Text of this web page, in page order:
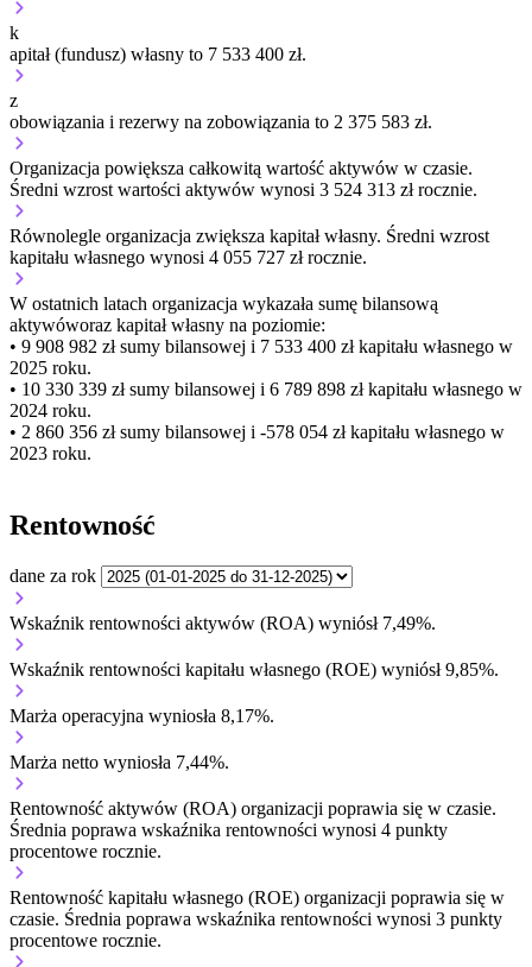
k
apitał (fundusz) własny to 7 533 400 zł.
z
obowiązania i rezerwy na zobowiązania to 2 375 583 zł.
Organizacja powiększa całkowitą wartość aktywów w czasie.
Średni wzrost wartości aktywów wynosi 3 524 313 zł rocznie.
Równolegle organizacja zwiększa kapitał własny. Średni wzrost
kapitału własnego wynosi 4 055 727 zł rocznie.
W ostatnich latach organizacja wykazała sumę bilansową
aktywóworaz kapitał własny na poziomie:
• 9 908 982 złsumy bilansowej i 7 533 400 zł kapitału własnego w
2025 roku.
• 10 330 339 złsumy bilansowej i 6 789 898 zł kapitału własnego w
2024 roku.
• 2 860 356 złsumy bilansowej i -578 054 zł kapitału własnego w
2023 roku.
Rentowność
dane za rok
Wskaźnik rentowności aktywów (ROA) wyniósł 7,49%.
Wskaźnik rentowności kapitału własnego (ROE) wyniósł 9,85%.
Marża operacyjna wyniosła 8,17%.
Marża netto wyniosła 7,44%.
Rentowność aktywów (ROA) organizacji poprawia się w czasie.
Średnia poprawa wskaźnika rentowności wynosi 4 punkty
procentowe rocznie.
Rentowność kapitału własnego (ROE) organizacji poprawia się w
czasie. Średnia poprawa wskaźnika rentowności wynosi 3 punkty
procentowe rocznie.